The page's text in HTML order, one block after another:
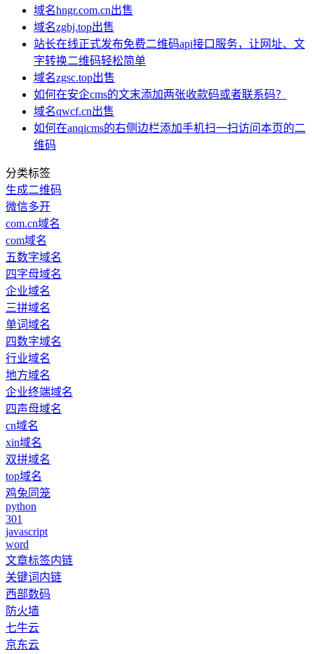
域名hngr.com.cn出售
域名zgbj.top出售
站长在线正式发布免费二维码api接口服务，让网址、文
字转换二维码轻松简单
域名zgsc.top出售
如何在安企cms的文末添加两张收款码或者联系码？
域名qwcf.cn出售
如何在anqicms的右侧边栏添加手机扫一扫访问本页的二
维码
分类标签
生成二维码
微信多开
com.cn域名
com域名
五数字域名
四字母域名
企业域名
三拼域名
单词域名
四数字域名
行业域名
地方域名
企业终端域名
四声母域名
cn域名
xin域名
双拼域名
top域名
鸡兔同笼
python
301
javascript
word
文章标签内链
关键词内链
西部数码
防火墙
七牛云
京东云